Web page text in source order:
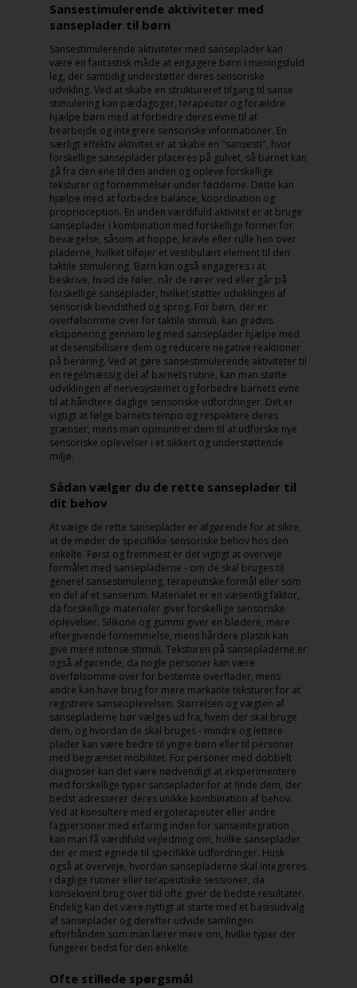
Sansestimulerende aktiviteter med
sanseplader til børn
Sansestimulerende aktiviteter med sanseplader kan
være en fantastisk måde at engagere børn i meningsfuld
leg, der samtidig understøtter deres sensoriske
udvikling. Ved at skabe en struktureret tilgang til sanse
stimulering kan pædagoger, terapeuter og forældre
hjælpe børn med at forbedre deres evne til at
bearbejde og integrere sensoriske informationer. En
særligt effektiv aktivitet er at skabe en "sansesti", hvor
forskellige sanseplader placeres på gulvet, så barnet kan
gå fra den ene til den anden og opleve forskellige
teksturer og fornemmelser under fødderne. Dette kan
hjælpe med at forbedre balance, koordination og
proprioception. En anden værdifuld aktivitet er at bruge
sanseplader i kombination med forskellige former for
bevægelse, såsom at hoppe, kravle eller rulle hen over
pladerne, hvilket tilføjer et vestibulært element til den
taktile stimulering. Børn kan også engageres i at
beskrive, hvad de føler, når de rører ved eller går på
forskellige sanseplader, hvilket støtter udviklingen af ​​
sensorisk bevidsthed og sprog. For børn, der er
overfølsomme over for taktile stimuli, kan gradvis
eksponering gennem leg med sanseplader hjælpe med
at desensibilisere dem og reducere negative reaktioner
på berøring. Ved at gøre sansestimulerende aktiviteter til
en regelmæssig del af barnets rutine, kan man støtte
udviklingen af ​​nervesystemet og forbedre barnets evne
til at håndtere daglige sensoriske udfordringer. Det er
vigtigt at følge barnets tempo og respektere deres
grænser, mens man opmuntrer dem til at udforske nye
sensoriske oplevelser i et sikkert og understøttende
miljø.
Sådan vælger du de rette sanseplader til
dit behov
At vælge de rette sanseplader er afgørende for at sikre,
at de møder de specifikke sensoriske behov hos den
enkelte. Først og fremmest er det vigtigt at overveje
formålet med sansepladerne - om de skal bruges til
generel sansestimulering, terapeutiske formål eller som
en del af et sanserum. Materialet er en væsentlig faktor,
da forskellige materialer giver forskellige sensoriske
oplevelser. Silikone og gummi giver en blødere, mere
eftergivende fornemmelse, mens hårdere plastik kan
give mere intense stimuli. Teksturen på sansepladerne er
også afgørende, da nogle personer kan være
overfølsomme over for bestemte overflader, mens
andre kan have brug for mere markante teksturer for at
registrere sanseoplevelsen. Størrelsen og vægten af
sansepladerne bør vælges ud fra, hvem der skal bruge
dem, og hvordan de skal bruges - mindre og lettere
plader kan være bedre til yngre børn eller til personer
med begrænset mobilitet. For personer med dobbelt
diagnoser kan det være nødvendigt at eksperimentere
med forskellige typer sanseplader for at finde dem, der
bedst adresserer deres unikke kombination af behov.
Ved at konsultere med ergoterapeuter eller andre
fagpersoner med erfaring inden for sanseintegration
kan man få værdifuld vejledning om, hvilke sanseplader
der er mest egnede til specifikke udfordringer. Husk
også at overveje, hvordan sansepladerne skal integreres
i daglige rutiner eller terapeutiske sessioner, da
konsekvent brug over tid ofte giver de bedste resultater.
Endelig kan det være nyttigt at starte med et basisudvalg
af sanseplader og derefter udvide samlingen
efterhånden som man lærer mere om, hvilke typer der
fungerer bedst for den enkelte.
Ofte stillede spørgsmål